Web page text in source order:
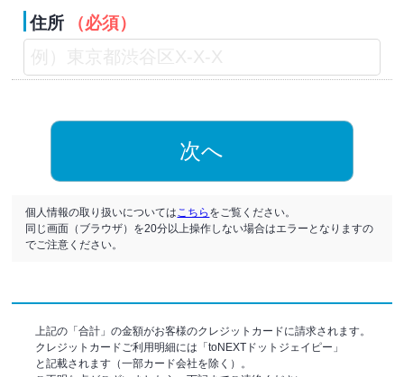
住所 （必須）
次へ
個人情報の取り扱いについてはこちら をご覧ください。
同じ画面（ブラウザ）を20分以上操作しない場合はエラーとなりますの
でご注意ください。
上記の「合計」の金額がお客様のクレジットカードに請求されます。
クレジットカードご利用明細には「toNEXTドットジェイピー」
と記載されます（一部カード会社を除く）。